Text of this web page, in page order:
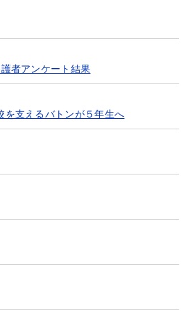
者アンケート結果
を支えるバトンが５年生へ